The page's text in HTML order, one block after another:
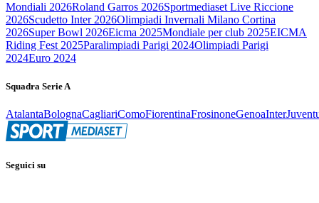
Mondiali 2026Roland Garros 2026Sportmediaset Live Riccione
2026Scudetto Inter 2026Olimpiadi Invernali Milano Cortina
2026Super Bowl 2026Eicma 2025Mondiale per club 2025EICMA
Riding Fest 2025Paralimpiadi Parigi 2024Olimpiadi Parigi
2024Euro 2024
Squadra Serie A
AtalantaBolognaCagliariComoFiorentinaFrosinoneGenoaInter
Seguici su